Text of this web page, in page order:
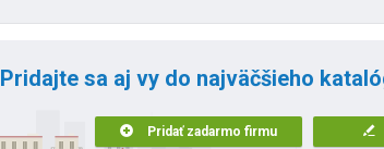
Pridajte sa aj vy do najväčšieho
Pridať zadarmo firmu